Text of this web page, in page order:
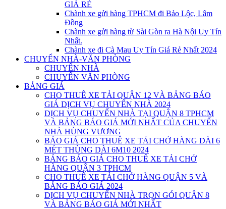
GIÁ RẺ
Chành xe gửi hàng TPHCM đi Bảo Lộc, Lâm
Đồng
Chành xe gửi hàng từ Sài Gòn ra Hà Nội Uy Tín
Nhất.
Chành xe đi Cà Mau Uy Tín Giá Rẻ Nhất 2024
CHUYỂN NHÀ-VĂN PHÒNG
CHUYỂN NHÀ
CHUYỂN VĂN PHÒNG
BẢNG GIÁ
CHO THUÊ XE TẢI QUẬN 12 VÀ BẢNG BÁO
GIÁ DỊCH VỤ CHUYỂN NHÀ 2024
DỊCH VỤ CHUYỂN NHÀ TẠI QUẬN 8 TPHCM
VÀ BẢNG BÁO GIÁ MỚI NHẤT CỦA CHUYỂN
NHÀ HÙNG VƯƠNG
BÁO GIÁ CHO THUÊ XE TẢI CHỞ HÀNG DÀI 6
MÉT THÙNG DÀI 6M10 2024
BẢNG BÁO GIÁ CHO THUÊ XE TẢI CHỞ
HÀNG QUẬN 3 TPHCM
CHO THUÊ XE TẢI CHỞ HÀNG QUẬN 5 VÀ
BẢNG BÁO GIÁ 2024
DỊCH VỤ CHUYỂN NHÀ TRỌN GÓI QUẬN 8
VÀ BẢNG BÁO GIÁ MỚI NHẤT